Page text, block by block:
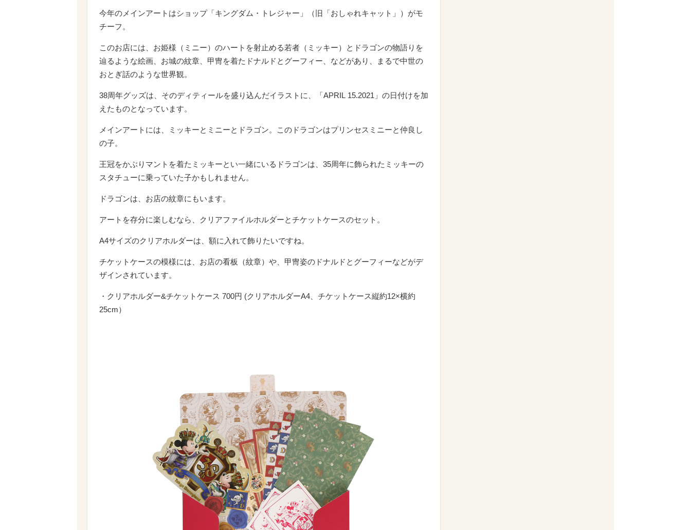
今年のメインアートはショップ「キングダム・トレジャー」（旧「おしゃれキャット」）がモ
チーフ。
このお店には、お姫様（ミニー）のハートを射止める若者（ミッキー）とドラゴンの物語りを
辿るような絵画、お城の紋章、甲冑を着たドナルドとグーフィー、などがあり、まるで中世の
おとぎ話のような世界観。
38周年グッズは、そのディティールを盛り込んだイラストに、「 APRIL 15.2021」の日付けを加
えたものとなっています。
メインアートには、ミッキーとミニーとドラゴン。このドラゴンはプリンセスミニーと仲良し
の子。
王冠をかぶりマントを着たミッキーとい一緒にいるドラゴンは、35周年に飾られたミッキーの
スタチューに乗っていた子かもしれません。
ドラゴンは、お店の紋章にもいます。
アートを存分に楽しむなら、クリアファイルホルダーとチケットケースのセット。
A4サイズのクリアホルダーは、額に入れて飾りたいですね。
チケットケースの模様には、お店の看板（紋章）や、甲冑姿のドナルドとグーフィーなどがデ
ザインされています。
・クリアホルダー&チケットケース 700円 (クリアホルダーA4、チケットケース縦約12×横約
25cm）